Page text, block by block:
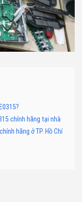
chính hãng tại nhà
hãng ở TP. Hồ Chí